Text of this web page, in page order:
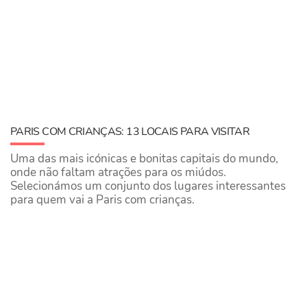
PARIS COM CRIANÇAS: 13 LOCAIS PARA VISITAR
Uma das mais icónicas e bonitas capitais do mundo,
onde não faltam atrações para os miúdos.
Selecionámos um conjunto dos lugares interessantes
para quem vai a Paris com crianças.